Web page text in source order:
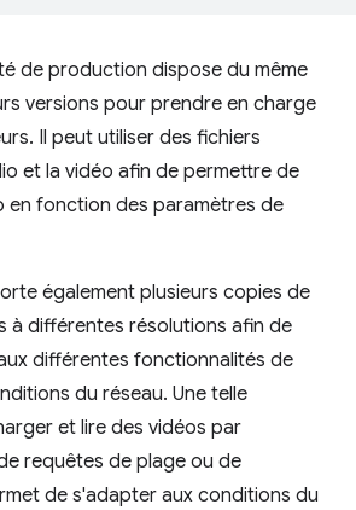
de production dispose du même
versions pour prendre en charge
Il peut utiliser des fichiers
et la vidéo afin de permettre de
en fonction des paramètres de
également plusieurs copies de
à différentes résolutions afin de
différentes fonctionnalités de
du réseau. Une telle
et lire des vidéos par
requêtes de plage ou de
de s'adapter aux conditions du